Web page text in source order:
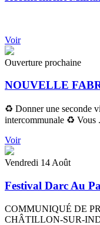
Voir
Ouverture prochaine
NOUVELLE
♻️ Donner une seconde
intercommunale ♻️ Vous
Voir
Vendredi 14 Août
Festival Darc Au
COMMUNIQUÉ DE
CHÂTILLON-